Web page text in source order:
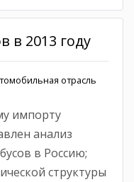
в 2013 году
отрасль
импорту
анализ
в Россию;
структуры